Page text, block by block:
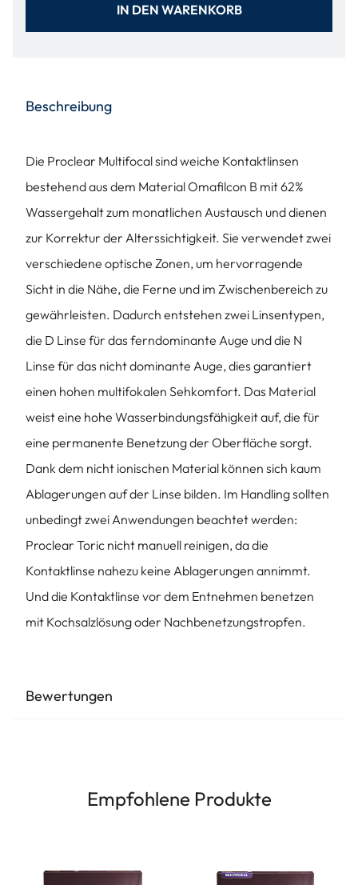
IN DEN WARENKORB
Beschreibung
Die Proclear Multifocal sind weiche Kontaktlinsen
bestehend aus dem Material Omafilcon B mit 62%
Wassergehalt zum monatlichen Austausch und dienen
zur Korrektur der Alterssichtigkeit. Sie verwendet zwei
verschiedene optische Zonen, um hervorragende
Sicht in die Nähe, die Ferne und im Zwischenbereich zu
gewährleisten. Dadurch entstehen zwei Linsentypen,
die D Linse für das ferndominante Auge und die N
Linse für das nicht dominante Auge, dies garantiert
einen hohen multifokalen Sehkomfort. Das Material
weist eine hohe Wasserbindungsfähigkeit auf, die für
eine permanente Benetzung der Oberfläche sorgt.
Dank dem nicht ionischen Material können sich kaum
Ablagerungen auf der Linse bilden. Im Handling sollten
unbedingt zwei Anwendungen beachtet werden:
Proclear Toric nicht manuell reinigen, da die
Kontaktlinse nahezu keine Ablagerungen annimmt.
Und die Kontaktlinse vor dem Entnehmen benetzen
mit Kochsalzlösung oder Nachbenetzungstropfen.
Bewertungen
Empfohlene Produkte